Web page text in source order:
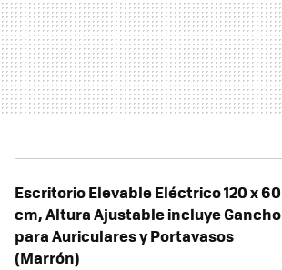
Escritorio Elevable Eléctrico 120 x 60
cm, Altura Ajustable incluye Gancho
para Auriculares y Portavasos
(Marrón)